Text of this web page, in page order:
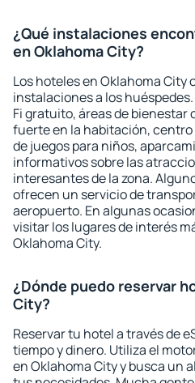
¿Qué instalaciones
en Oklahoma City?
Los hoteles en Oklahoma City
instalaciones a los
Fi gratuito, áreas de bienestar
fuerte en la habitación,
de juegos para niños,
informativos sobre las
interesantes de la zona.
ofrecen un servicio de
aeropuerto. En algunas
visitar los lugares de interés
Oklahoma City.
¿Dónde puedo reservar
City?
Reservar tu hotel a través de
tiempo y dinero. Utiliza el
en Oklahoma City y busca un